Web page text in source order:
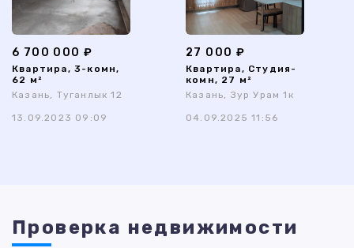
6 700 000 ₽
Квартира, 3-комн,
62 м²
Казань, Туганлык 12
13.09.2023 09:09
27 000 ₽
Квартира, Студия-
комн, 27 м²
Казань, Зур Урам 1к
04.09.2025 11:56
Проверка недвижимости